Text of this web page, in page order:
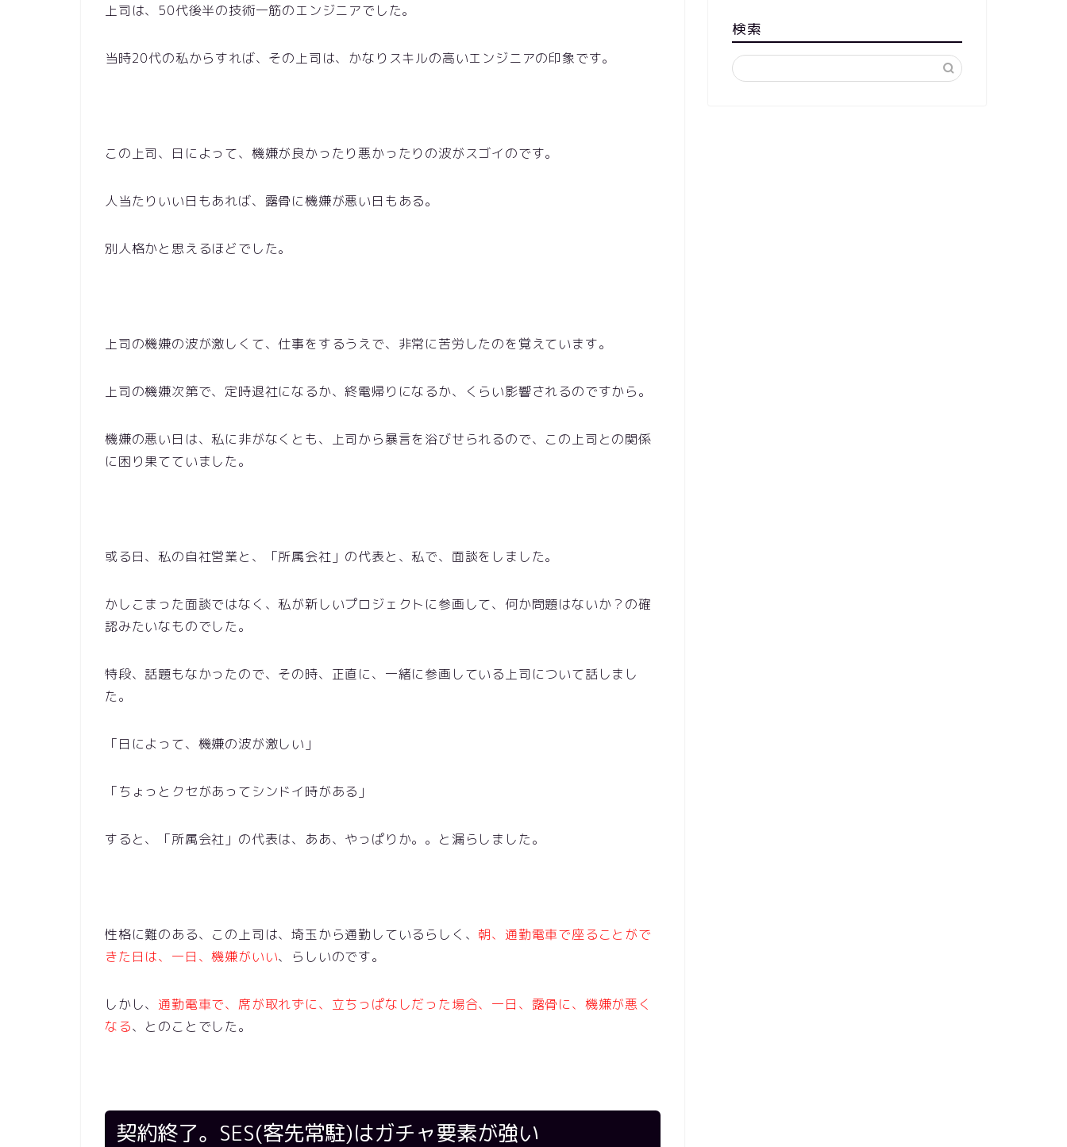
上司は、50代後半の技術一筋のエンジニアでした。
当時20代の私からすれば、その上司は、かなりスキルの高いエンジニアの印象です。
この上司、日によって、機嫌が良かったり悪かったりの波がスゴイのです。
人当たりいい日もあれば、露骨に機嫌が悪い日もある。
別人格かと思えるほどでした。
上司の機嫌の波が激しくて、仕事をするうえで、非常に苦労したのを覚えています。
上司の機嫌次第で、定時退社になるか、終電帰りになるか、くらい影響されるのですから。
機嫌の悪い日は、私に非がなくとも、上司から暴言を浴びせられるので、この上司との関係
に困り果てていました。
或る日、私の自社営業と、「所属会社」の代表と、私で、面談をしました。
かしこまった面談ではなく、私が新しいプロジェクトに参画して、何か問題はないか？の確
認みたいなものでした。
特段、話題もなかったので、その時、正直に、一緒に参画している上司について話しまし
た。
「日によって、機嫌の波が激しい」
「ちょっとクセがあってシンドイ時がある」
すると、「所属会社」の代表は、ああ、やっぱりか。。と漏らしました。
性格に難のある、この上司は、埼玉から通勤しているらしく、 朝、通勤電車で座ることがで
きた日は、一日、機嫌がいい、らしいのです。
しかし、 通勤電車で、席が取れずに、立ちっぱなしだった場合、一日、露骨に、機嫌が悪く
なる、とのことでした。
契約終了。SES(客先常駐)はガチャ要素が強い
検索